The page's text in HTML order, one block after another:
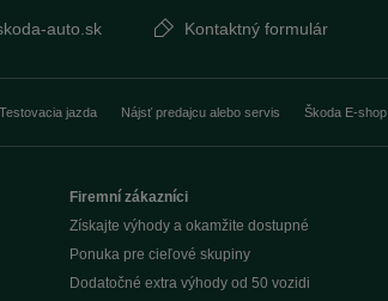
auto.sk Kontaktný formulár
Testovacia jazda Nájsť predajcu alebo servis Škoda E-shop
Firemní zákazníci
Získajte výhody a okamžite dostupné
Ponuka pre cieľové skupiny
Dodatočné extra výhody od 50 vozidi